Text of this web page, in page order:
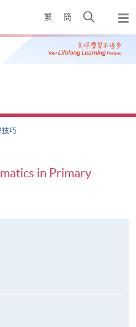
繁 簡
Open
search
panel
技巧
in Primary